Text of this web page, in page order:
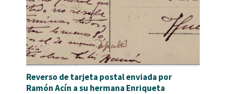
Reverso de tarjeta postal enviada por
Ramón Acín a su hermana Enriqueta